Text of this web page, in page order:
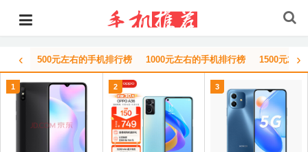
‹ 500元左右的手机排行榜 1000元左右的手机排行榜 1500元左›
1 2 3